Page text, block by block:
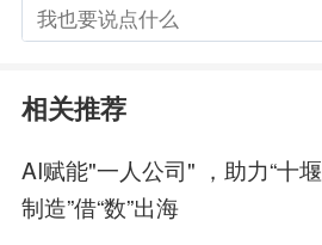
相关推荐
AI赋能"一人公司" ，助力“十堰
制造”借“数”出海